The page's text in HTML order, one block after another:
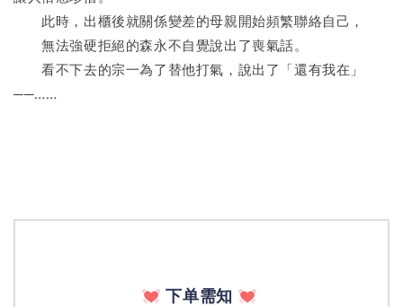
此時，出櫃後就關係變差的母親開始頻繁聯絡自己，
無法強硬拒絕的森永不自覺說出了喪氣話。
看不下去的宗一為了替他打氣，說出了「還有我在」
──……
下单需知